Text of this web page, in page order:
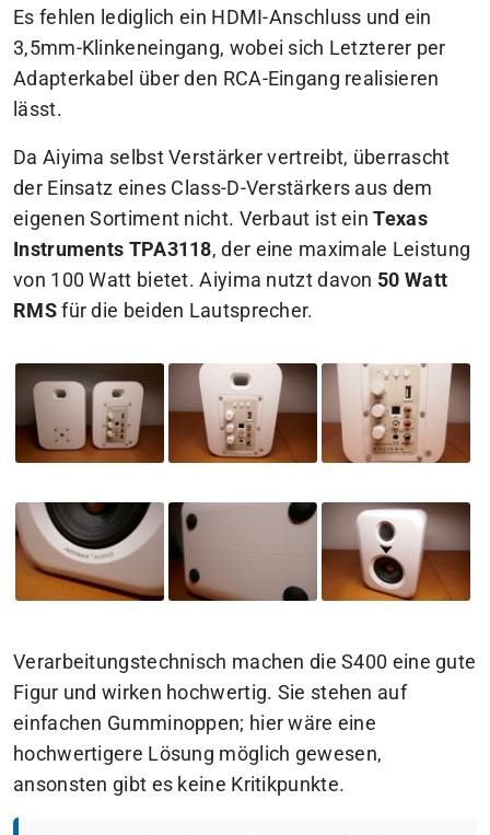
Es fehlen lediglich ein HDMI-Anschluss und ein
3,5mm-Klinkeneingang, wobei sich Letzterer per
Adapterkabel über den RCA-Eingang realisieren
lässt.
Da Aiyima selbst Verstärker vertreibt, überrascht
der Einsatz eines Class-D-Verstärkers aus dem
eigenen Sortiment nicht. Verbaut ist einTexas
Instruments TPA3118, der eine maximale Leistung
von 100 Watt bietet. Aiyima nutzt davon 50 Watt
RMSfür die beiden Lautsprecher.
Verarbeitungstechnisch machen die S400 eine gute
Figur und wirken hochwertig. Sie stehen auf
einfachen Gumminoppen; hier wäre eine
hochwertigere Lösung möglich gewesen,
ansonsten gibt es keine Kritikpunkte.